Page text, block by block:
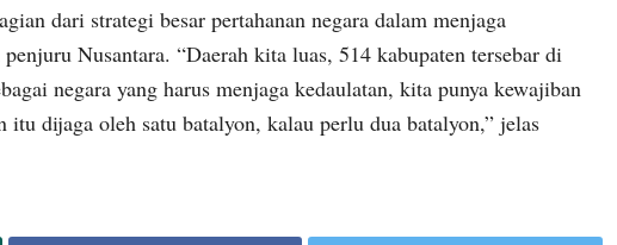
dari strategi besar pertahanan negara dalam menjaga
Nusantara. “Daerah kita luas, 514 kabupaten tersebar di
negara yang harus menjaga kedaulatan, kita punya kewajiban
itu dijaga oleh satu batalyon, kalau perlu dua batalyon,” jelas